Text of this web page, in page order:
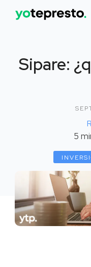
Sipare:
5